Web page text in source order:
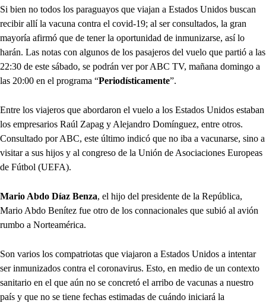
Si bien no todos los paraguayos que viajan a Estados Unidos buscan
recibir allí la vacuna contra el covid-19; al ser consultados, la gran
mayoría afirmó que de tener la oportunidad de inmunizarse, así lo
harán. Las notas con algunos de los pasajeros del vuelo que partió a las
22:30 de este sábado, se podrán ver por ABC TV, mañana domingo a
las 20:00 en el programa “Periodísticamente”.
Entre los viajeros que abordaron el vuelo a los Estados Unidos estaban
los empresarios Raúl Zapag y Alejandro Domínguez, entre otros.
Consultado por ABC, este último indicó que no iba a vacunarse, sino a
visitar a sus hijos y al congreso de la Unión de Asociaciones Europeas
de Fútbol (UEFA).
Mario Abdo Díaz Benza, el hijo del presidente de la República,
Mario Abdo Benítez fue otro de los connacionales que subió al avión
rumbo a Norteamérica.
Son varios los compatriotas que viajaron a Estados Unidos a intentar
ser inmunizados contra el coronavirus. Esto, en medio de un contexto
sanitario en el que aún no se concretó el arribo de vacunas a nuestro
país y que no se tiene fechas estimadas de cuándo iniciará la